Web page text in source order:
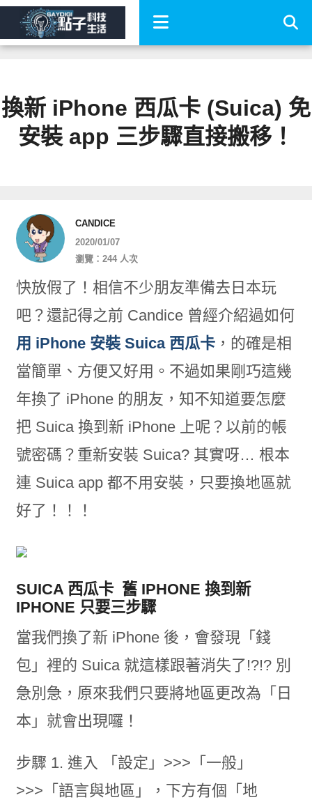
換新 iPhone 西瓜卡 (Suica) 免
安裝 app 三步驟直接搬移！
CANDICE
2020/01/07
瀏覽：244 人次
快放假了！相信不少朋友準備去日本玩
吧？還記得之前 Candice 曾經介紹過如何
用 iPhone 安裝 Suica 西瓜卡，的確是相
當簡單、方便又好用。不過如果剛巧這幾
年換了 iPhone 的朋友，知不知道要怎麼
把 Suica 換到新 iPhone 上呢？以前的帳
號密碼？重新安裝 Suica? 其實呀… 根本
連 Suica app 都不用安裝，只要換地區就
好了！！！
SUICA 西瓜卡 舊 IPHONE 換到新
IPHONE 只要三步驟
當我們換了新 iPhone 後，會發現「錢
包」裡的 Suica 就這樣跟著消失了!?!? 別
急別急，原來我們只要將地區更改為「日
本」就會出現囉！
步驟 1. 進入 「設定」>>>「一般」
>>>「語言與地區」，下方有個「地